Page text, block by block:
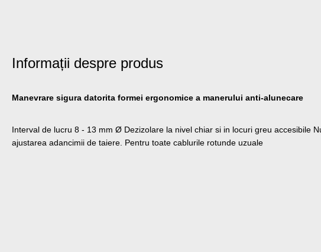
Informații despre produs
Manevrare sigura datorita formei ergonomice a manerului anti-alunecare
Interval de lucru 8 - 13 mm Ø Dezizolare la nivel chiar si in locuri greu accesibile
ajustarea adancimii de taiere. Pentru toate cablurile rotunde uzuale